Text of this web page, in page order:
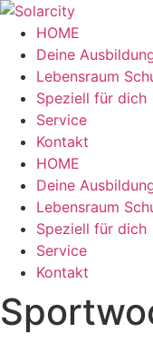
Zum
Inhalt
wechseln
HOME
Deine
Lebensraum
Speziell für dich
Service
Kontakt
Menü HOME
Deine
Lebensraum
Speziell für dich
Service
Kontakt